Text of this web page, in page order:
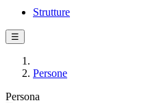
Strutture
☰
Persone
Persona